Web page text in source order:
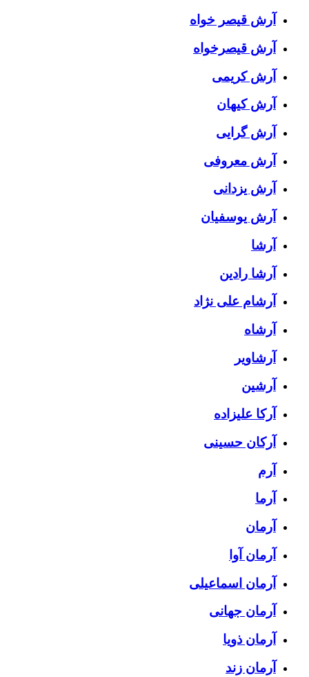
آرش قیصر خواه
آرش قیصرخواه
آرش کریمی
آرش کیهان
آرش گرایی
آرش معروفی
آرش یزدانی
آرش یوسفیان
آرشا
آرشا رادین
آرشام علی نژاد
آرشاه
آرشاویر
آرشین
آرکا علیزاده
آرکان حسینی
آرم
آرما
آرمان
آرمان آوا
آرمان اسماعیلی
آرمان جهانی
آرمان ذویا
آرمان زند